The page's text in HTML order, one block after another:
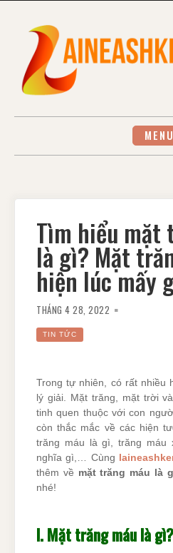
MENU
Tìm hiểu mặt
là gì? Mặt
hiện lúc mấy
THÁNG 4 28, 2022
TIN TỨC
Trong tự nhiên, có rất nhiều
lý giải. Mặt trăng, mặt trời
tinh quen thuộc với con
còn thắc mắc về các hiện
trăng máu là gì, trăng máu
nghĩa gì,… Cùng
thêm về mặt trăng máu là
nhé!
I. Mặt trăng máu là gì?